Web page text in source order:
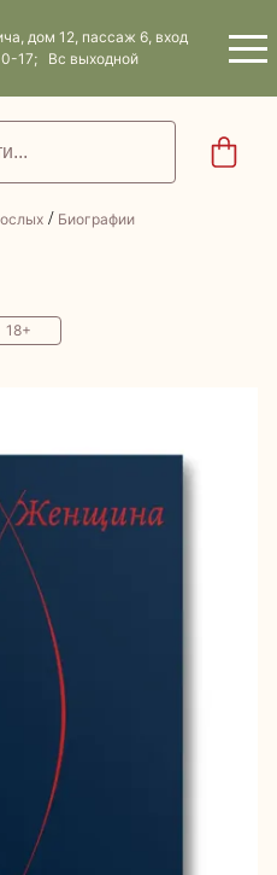
дом 12, пассаж 6, вход
17; Вс выходной
/ Биографии
18+